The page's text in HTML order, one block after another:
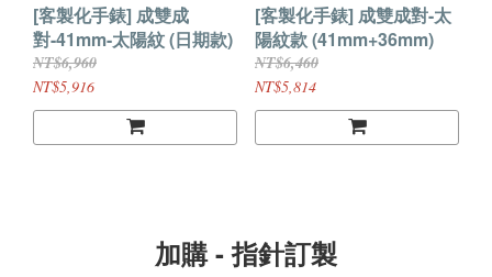
[客製化手錶] 成雙成
對-41mm-太陽紋 (日期款)
NT$6,960
NT$5,916
[客製化手錶] 成雙成對-太
陽紋款 (41mm+36mm)
NT$6,460
NT$5,814
加購 - 指針訂製